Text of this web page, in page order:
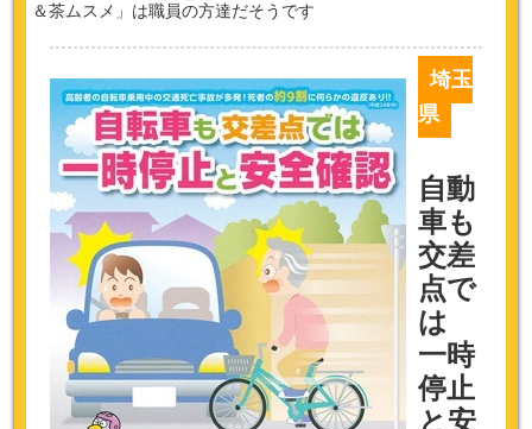
＆茶ムスメ」は職員の方達だそうです
埼玉
県
自動
車も
交差
点で
は
一時
停止
と安